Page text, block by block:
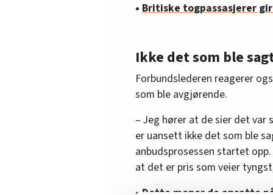
• Britiske togpassasjerer
Ikke det som ble
Forbundslederen reagerer
som ble avgjørende.
– Jeg hører at de sier det var
er uansett ikke det som ble
anbudsprosessen startet
at det er pris som veier